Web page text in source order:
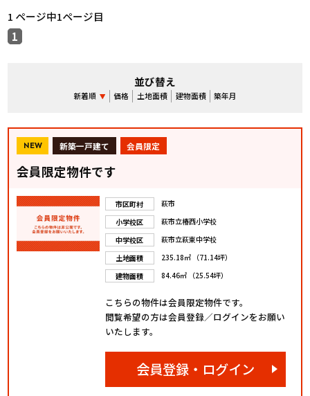
1 ページ中1ページ目
1
並び替え
新着順 価格 土地面積 建物面積 築年月
NEW 新築一戸建て 会員限定
会員限定物件です
市区町村
萩市
小学校区
萩市立椿西小学校
中学校区
萩市立萩東中学校
土地面積
235.18㎡ （71.14坪）
建物面積
84.46㎡ （25.54坪）
こちらの物件は会員限定物件です。
閲覧希望の方は会員登録／ログインをお願い
いたします。
会員登録・ログイン